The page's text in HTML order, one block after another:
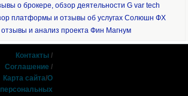
о брокере, обзор деятельности G var tech
платформы и отзывы об услугах Солюшн ФХ
отзывы и анализ проекта Фин Магнум
Контакты /
Соглашение /
Карта сайта/О
персональных